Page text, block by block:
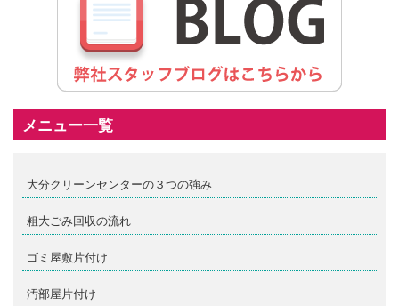
メニュー一覧
大分クリーンセンターの３つの強み
粗大ごみ回収の流れ
ゴミ屋敷片付け
汚部屋片付け